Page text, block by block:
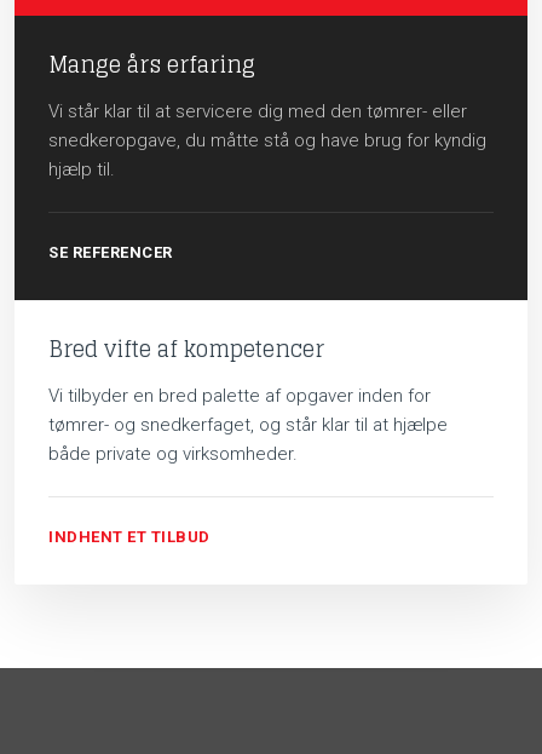
Mange års erfaring
Vi står klar til at servicere dig med den tømrer- eller
snedkeropgave, du måtte stå og have brug for kyndig
hjælp til.
SE REFERENCER
Bred vifte af kompetencer
Vi tilbyder en bred palette af opgaver inden for
tømrer- og snedkerfaget, og står klar til at hjælpe
både private og virksomheder.
INDHENT ET TILBUD​